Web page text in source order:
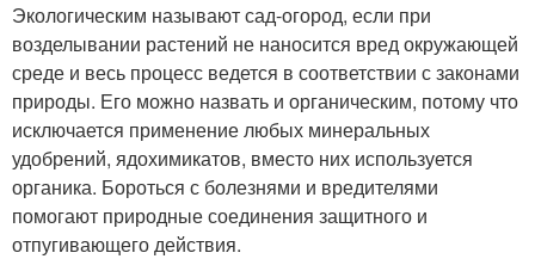
Экологическим называют сад-огород, если при
возделывании растений не наносится вред окружающей
среде и весь процесс ведется в соответствии с законами
природы. Его можно назвать и органическим, потому что
исключается применение любых минеральных
удобрений, ядохимикатов, вместо них используется
органика. Бороться с болезнями и вредителями
помогают природные соединения защитного и
отпугивающего действия.